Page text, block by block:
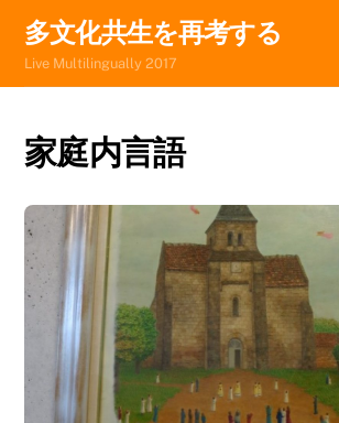
content
多文化共生を再考する
Live Multilingually 2017
家庭内言語